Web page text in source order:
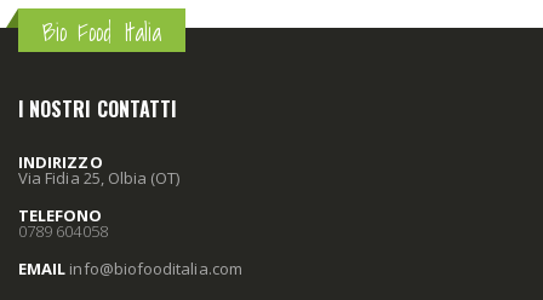
Bio Food Italia
I NOSTRI CONTATTI
INDIRIZZO
Via Fidia 25, Olbia (OT)
TELEFONO
0789 604058
EMAIL info@biofooditalia.com